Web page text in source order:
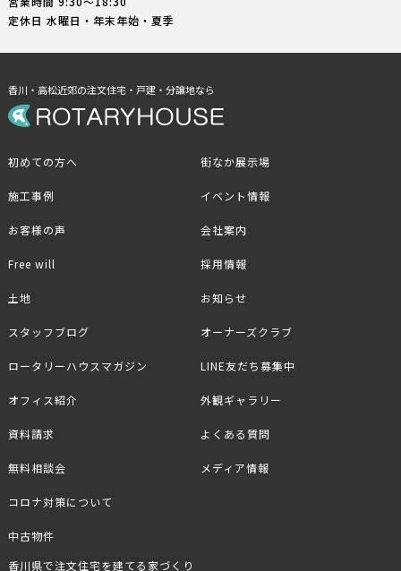
定休日 水曜日・年末年始・夏季
香川・高松近郊の注文住宅・戸建・分譲地なら
初めての方へ
施工事例
お客様の声
Free will
土地
街なか展示場
イベント情報
会社案内
採用情報
お知らせ
スタッフブログ
ロータリーハウスマガジン
オフィス紹介
資料請求
無料相談会
オーナーズクラブ
LINE友だち募集中
外観ギャラリー
よくある質問
メディア情報
コロナ対策について
中古物件
香川県で注文住宅を建てる家づくり